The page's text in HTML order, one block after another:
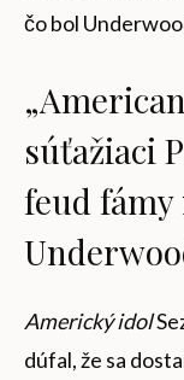
čo bol
súťažiaci
feud
Americký idol
dúfal, že sa